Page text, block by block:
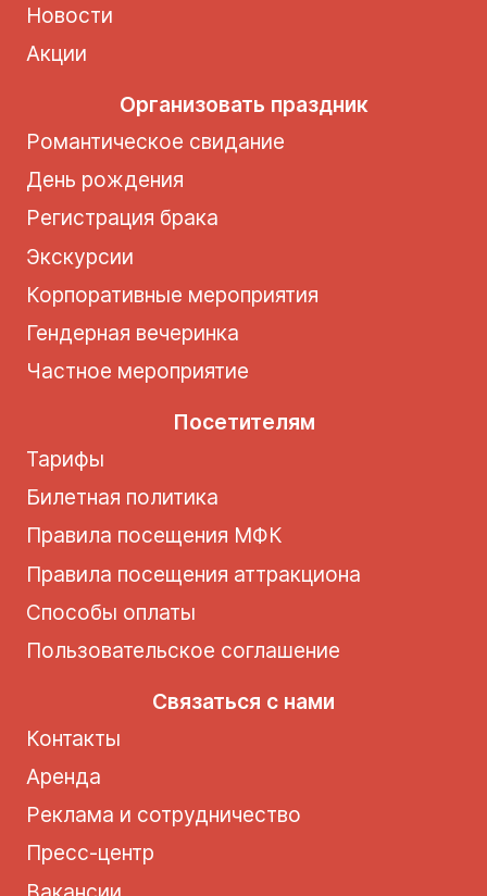
Новости
Акции
Организовать праздник
Романтическое свидание
День рождения
Регистрация брака
Экскурсии
Корпоративные мероприятия
Гендерная вечеринка
Частное мероприятие
Посетителям
Тарифы
Билетная политика
Правила посещения МФК
Правила посещения аттракциона
Способы оплаты
Пользовательское соглашение
Связаться с нами
Контакты
Аренда
Реклама и сотрудничество
Пресс-центр